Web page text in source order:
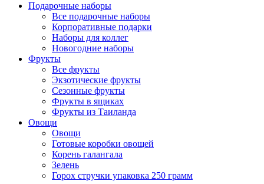
Подарочные наборы
Все подарочные наборы
Корпоративные подарки
Наборы для коллег
Новогодние наборы
Фрукты
Все фрукты
Экзотические фрукты
Сезонные фрукты
Фрукты в ящиках
Фрукты из Таиланда
Овощи
Овощи
Готовые коробки овощей
Корень галангала
Зелень
Горох стручки упаковка 250 грамм